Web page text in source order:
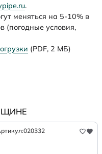
.
меняться на 5-10% в
(погодные условия,
(PDF, 2 МБ)
020332